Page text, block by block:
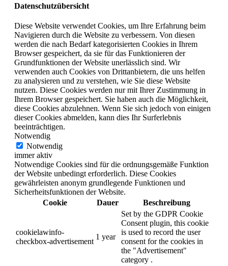
Datenschutzübersicht
Diese Website verwendet Cookies, um Ihre Erfahrung beim
Navigieren durch die Website zu verbessern. Von diesen
werden die nach Bedarf kategorisierten Cookies in Ihrem
Browser gespeichert, da sie für das Funktionieren der
Grundfunktionen der Website unerlässlich sind. Wir
verwenden auch Cookies von Drittanbietern, die uns helfen
zu analysieren und zu verstehen, wie Sie diese Website
nutzen. Diese Cookies werden nur mit Ihrer Zustimmung in
Ihrem Browser gespeichert. Sie haben auch die Möglichkeit,
diese Cookies abzulehnen. Wenn Sie sich jedoch von einigen
dieser Cookies abmelden, kann dies Ihr Surferlebnis
beeinträchtigen.
Notwendig
Notwendig
immer aktiv
Notwendige Cookies sind für die ordnungsgemäße Funktion
der Website unbedingt erforderlich. Diese Cookies
gewährleisten anonym grundlegende Funktionen und
Sicherheitsfunktionen der Website.
Cookie
Dauer Beschreibung
cookielawinfo-
checkbox-advertisement
1 year
Set by the GDPR Cookie
Consent plugin, this cookie
is used to record the user
consent for the cookies in
the "Advertisement"
category .